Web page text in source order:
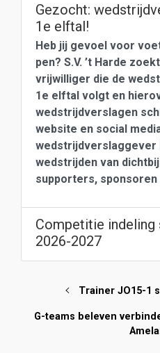
Gezocht:
1e elftal!
Heb jij gevoel voor
pen? S.V. ’t Harde
vrijwilliger die de
1e elftal volgt en
wedstrijdverslagen
website en social
wedstrijdverslaggever
wedstrijden van
supporters, sponsoren
Competitie indeling
2026-2027
Trainer JO15-1
G-teams beleven